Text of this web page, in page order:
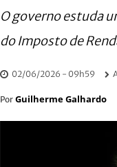
O governo estuda
do Imposto de
02/06/2026 - 09h59
Por Guilherme Galhardo